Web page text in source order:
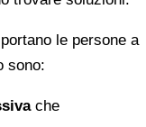
le persone a
sono:
che